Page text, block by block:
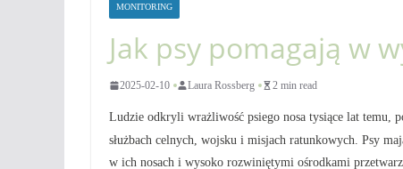
MONITORING
Jak psy pomagają w
2025-02-10 Laura Rossberg 2 min read
Ludzie odkryli wrażliwość psiego nosa tysiące lat temu,
służbach celnych, wojsku i misjach ratunkowych. Psy
w ich nosach i wysoko rozwiniętymi ośrodkami